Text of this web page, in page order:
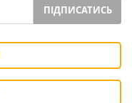
ПІДПИСАТИСЬ